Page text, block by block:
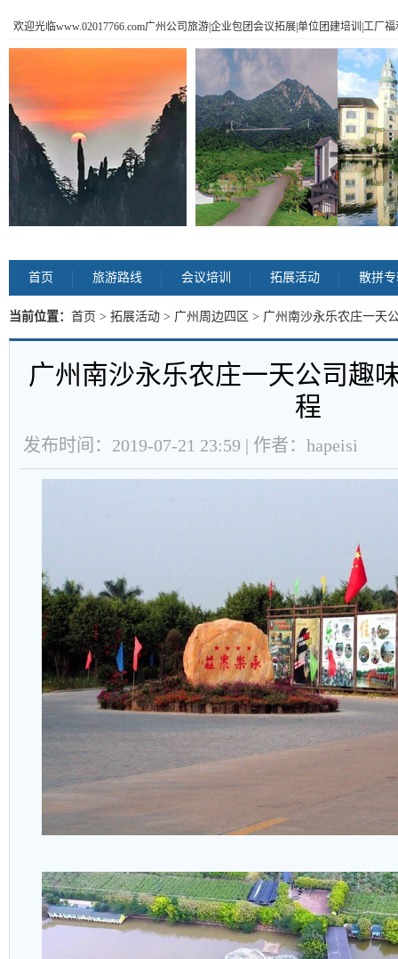
欢迎光临www.02017766.com广州公司旅游|企业包团会议拓展|单位团建培训|工厂
首页 旅游路线 会议培训 拓展活动 散拼
当前位置： 首页 > 拓展活动 > 广州周边四区 > 广州南沙永乐农庄一天
广州南沙永乐农庄一天公司趣
程
发布时间：2019-07-21 23:59 | 作者：hapeisi